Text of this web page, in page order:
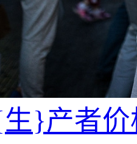
}产者价